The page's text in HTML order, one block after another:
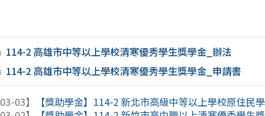
114-2 高雄市中等以上學校清寒優秀學生獎學金_辦法
114-2 高雄市中等以上學校清寒優秀學生獎學金_申請書
03】
【獎助學金】114-2 新北市高級中等以上學校原住民